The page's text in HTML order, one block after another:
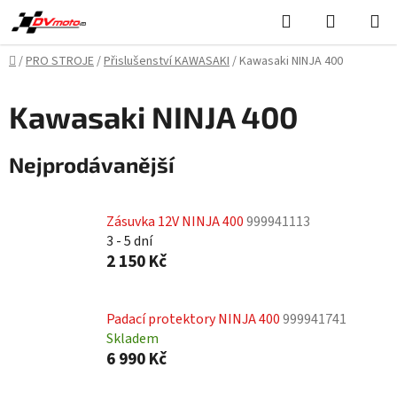
Přejít
na
obsah
Hledat
KOŠÍK
Domů
/PRO STROJE/Přislušenství KAWASAKI/Kawasaki NINJA 400
Kawasaki NINJA 400
Nejprodávanější
Zásuvka 12V NINJA 400999941113
3 - 5 dní
2 150 Kč
Padací protektory NINJA 400999941741
Skladem
6 990 Kč